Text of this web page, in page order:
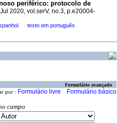
periférico: protocolo de
2020, vol.serV, no.3, p.e20004-
· texto em português
Formulário avançado
por : Formulário livre Formulário básico
campo